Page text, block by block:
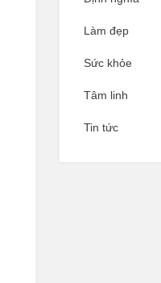
Làm đẹp
Sức khỏe
Tâm linh
Tin tức